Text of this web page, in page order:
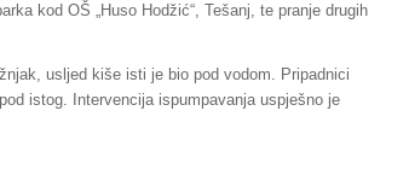
kod OŠ „Huso Hodžić“, Tešanj, te pranje drugih
usljed kiše isti je bio pod vodom. Pripadnici
istog. Intervencija ispumpavanja uspješno je